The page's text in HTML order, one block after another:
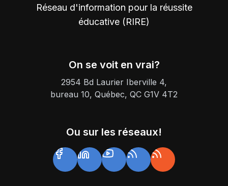
Réseau d'information pour la réussite
éducative (RIRE)
On se voit en vrai?
2954 Bd Laurier Iberville 4,
bureau 10, Québec, QC G1V 4T2
Ou sur les réseaux!